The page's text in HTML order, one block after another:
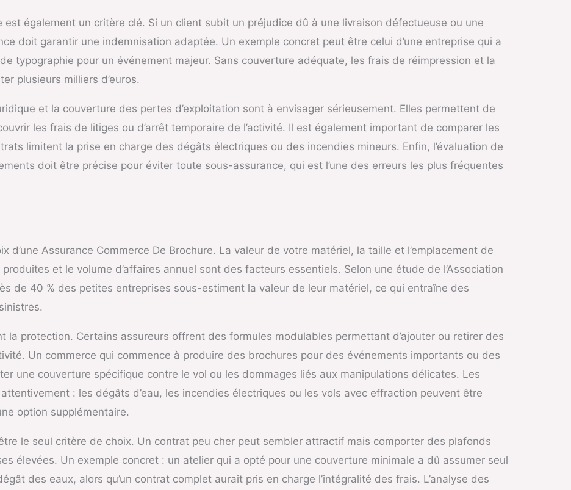
également un critère clé. Si un client subit un préjudice dû à une livraison défectueuse ou une
doit garantir une indemnisation adaptée. Un exemple concret peut être celui d’une entreprise qui a
typographie pour un événement majeur. Sans couverture adéquate, les frais de réimpression et la
plusieurs milliers d’euros.
et la couverture des pertes d’exploitation sont à envisager sérieusement. Elles permettent de
les frais de litiges ou d’arrêt temporaire de l’activité. Il est également important de comparer les
limitent la prise en charge des dégâts électriques ou des incendies mineurs. Enfin, l’évaluation de
doit être précise pour éviter toute sous-assurance, qui est l’une des erreurs les plus fréquentes
d’une Assurance Commerce De Brochure. La valeur de votre matériel, la taille et l’emplacement de
et le volume d’affaires annuel sont des facteurs essentiels. Selon une étude de l’Association
de 40 % des petites entreprises sous-estiment la valeur de leur matériel, ce qui entraîne des
la protection. Certains assureurs offrent des formules modulables permettant d’ajouter ou retirer des
Un commerce qui commence à produire des brochures pour des événements importants ou des
une couverture spécifique contre le vol ou les dommages liés aux manipulations délicates. Les
: les dégâts d’eau, les incendies électriques ou les vols avec effraction peuvent être
option supplémentaire.
le seul critère de choix. Un contrat peu cher peut sembler attractif mais comporter des plafonds
élevées. Un exemple concret : un atelier qui a opté pour une couverture minimale a dû assumer seul
des eaux, alors qu’un contrat complet aurait pris en charge l’intégralité des frais. L’analyse des